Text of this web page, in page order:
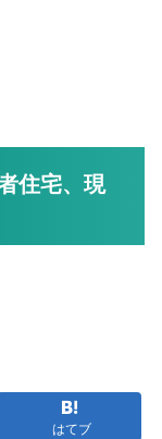
住宅、現
はてブ